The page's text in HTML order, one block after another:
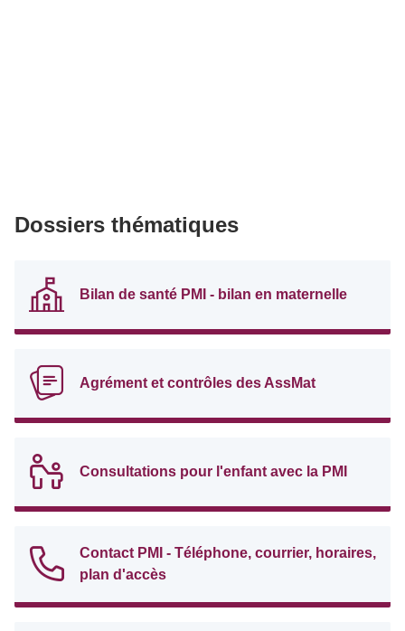
Dossiers thématiques
Bilan de santé PMI - bilan en maternelle
Agrément et contrôles des AssMat
Consultations pour l'enfant avec la PMI
Contact PMI - Téléphone, courrier, horaires,
plan d'accès